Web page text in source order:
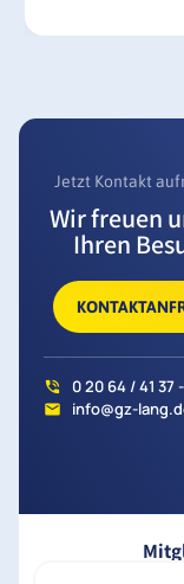
Jetzt Kontakt
Wir freuen
Ihren
0 20 64 / 41 37
info@gz-